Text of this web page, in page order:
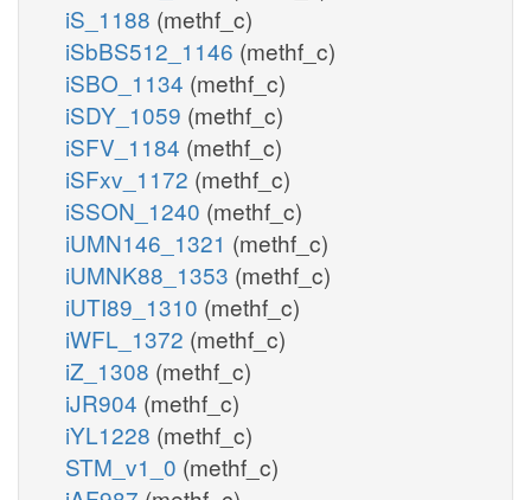
iS_1188 (methf_c)
iSbBS512_1146 (methf_c)
iSBO_1134 (methf_c)
iSDY_1059 (methf_c)
iSFV_1184 (methf_c)
iSFxv_1172 (methf_c)
iSSON_1240 (methf_c)
iUMN146_1321 (methf_c)
iUMNK88_1353 (methf_c)
iUTI89_1310 (methf_c)
iWFL_1372 (methf_c)
iZ_1308 (methf_c)
iJR904 (methf_c)
iYL1228 (methf_c)
STM_v1_0 (methf_c)